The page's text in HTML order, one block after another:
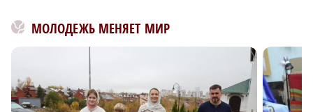
МОЛОДЕЖЬ МЕНЯЕТ МИР